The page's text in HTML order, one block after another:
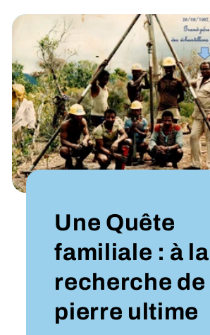
Une Quête
familiale : à la
recherche de
pierre ultime